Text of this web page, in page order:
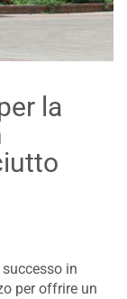
la
in
per offrire un